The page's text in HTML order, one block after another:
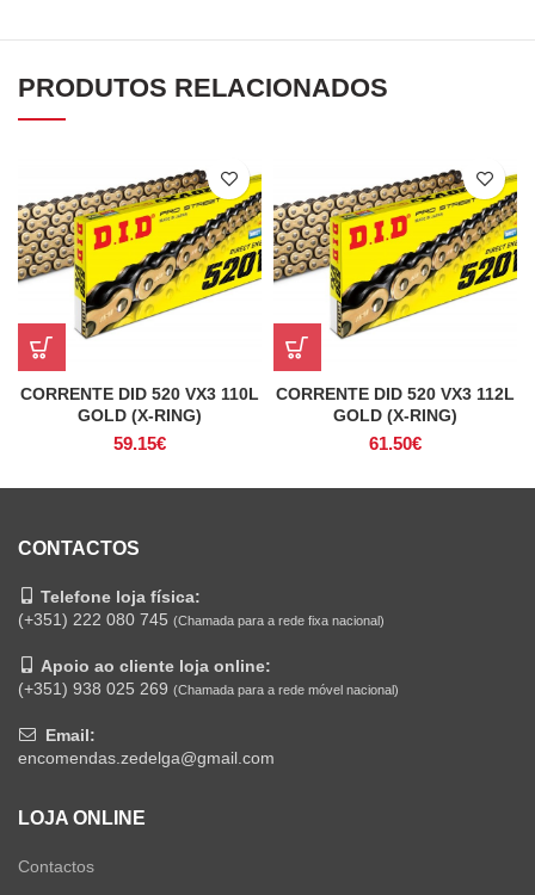
PRODUTOS RELACIONADOS
CORRENTE DID 520 VX3 110L
GOLD (X-RING)
59.15€
CORRENTE DID 520 VX3 112L
GOLD (X-RING)
61.50€
CONTACTOS
Telefone loja física:
(+351) 222 080 745 (Chamada para a rede fixa nacional)
Apoio ao cliente loja online:
(+351) 938 025 269 (Chamada para a rede móvel nacional)
Email:
encomendas.zedelga@gmail.com
LOJA ONLINE
Contactos